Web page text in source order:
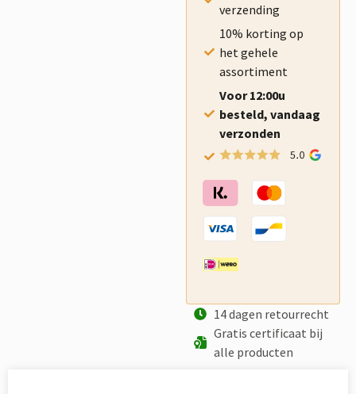
verzending
10% korting op
het gehele
assortiment
Voor 12:00u
besteld, vandaag
verzonden
14 dagen retourrecht
Gratis certificaat bij
alle producten